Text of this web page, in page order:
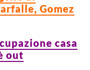
Gomez
casa
out